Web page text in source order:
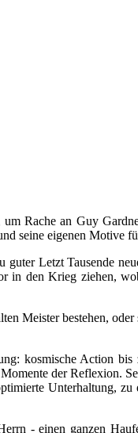
Rache an Guy
seine eigenen Motive
Letzt Tausende
den Krieg ziehen,
Meister bestehen,
kosmische Action
der Reflexion.
Unterhaltung,
- einen ganzen